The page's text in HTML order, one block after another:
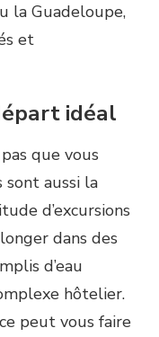
la Guadeloupe,
et
idéal
que vous
aussi la
d’excursions
dans des
d’eau
hôtelier.
peut vous faire